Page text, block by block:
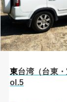
東台湾（台東・宜蘭エリア）サーフトリップレポートV
ol.5